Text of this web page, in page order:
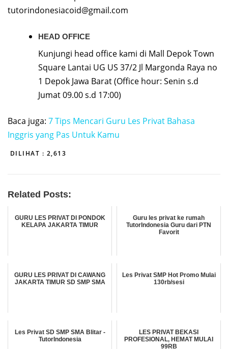
tutorindonesiacoid@gmail.com
HEAD OFFICE
Kunjungi head office kami di Mall Depok Town
Square Lantai UG US 37/2 Jl Margonda Raya no
1 Depok Jawa Barat (Office hour: Senin s.d
Jumat 09.00 s.d 17:00)
Baca juga: 7 Tips Mencari Guru Les Privat Bahasa
Inggris yang Pas Untuk Kamu
DILIHAT : 2,613
Related Posts:
GURU LES PRIVAT DI PONDOK
KELAPA JAKARTA TIMUR
Guru les privat ke rumah
TutorIndonesia Guru dari PTN
Favorit
GURU LES PRIVAT DI CAWANG
JAKARTA TIMUR SD SMP SMA
Les Privat SMP Hot Promo Mulai
130rb/sesi
Les Privat SD SMP SMA Blitar -
TutorIndonesia
LES PRIVAT BEKASI
PROFESIONAL, HEMAT MULAI
99RB